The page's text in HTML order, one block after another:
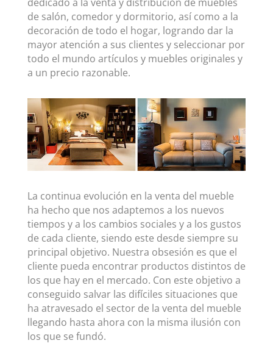
de salón, comedor y dormitorio, así como a la
decoración de todo el hogar, logrando dar la
mayor atención a sus clientes y seleccionar por
todo el mundo artículos y muebles originales y
a un precio razonable.
La continua evolución en la venta del mueble
ha hecho que nos adaptemos a los nuevos
tiempos y a los cambios sociales y a los gustos
de cada cliente, siendo este desde siempre su
principal objetivo. Nuestra obsesión es que el
cliente pueda encontrar productos distintos de
los que hay en el mercado. Con este objetivo a
conseguido salvar las difíciles situaciones que
ha atravesado el sector de la venta del mueble
llegando hasta ahora con la misma ilusión con
los que se fundó.